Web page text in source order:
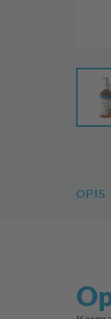
OPIS